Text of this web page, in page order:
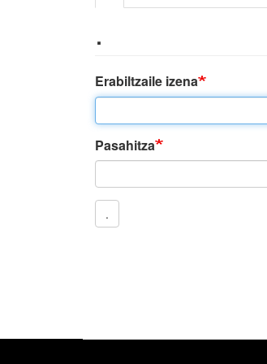
.
Erabiltzaile izena
Pasahitza
.